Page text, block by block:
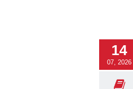
14
07, 2026